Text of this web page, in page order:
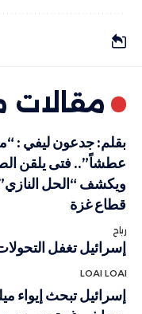
مقالات
بقلم: جدعون ليفي :
عطشاً”.. فتى يلقن
ويكشف “الحل النازي”
قطاع غزة
رباح
إسرائيل تغفل
LOAI LOAI
إسرائيل تبحث إيواء